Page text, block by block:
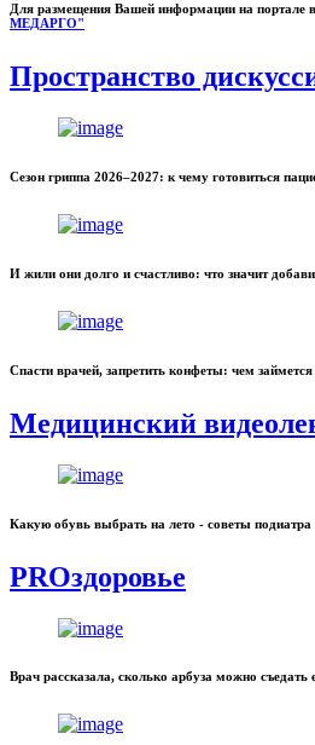
Для размещения Вашей информации на портале
МЕДАРГО"
Пространство
Сезон гриппа 2026–2027: к чему готовиться
И жили они долго и счастливо: что значит
Спасти врачей, запретить конфеты: чем
Медицинский
Какую обувь выбрать на лето - советы подиатра
PROздоровье
Врач рассказала, сколько арбуза можно съедать